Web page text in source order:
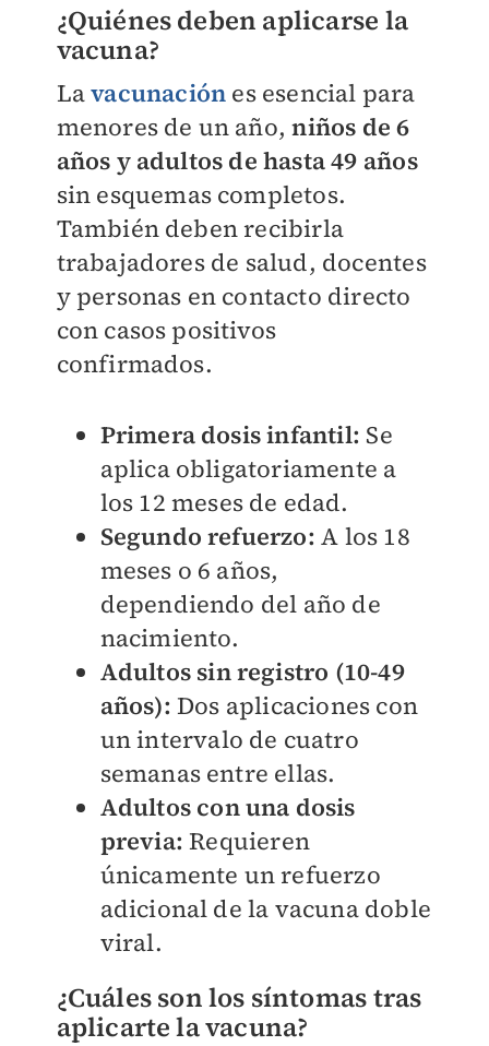
¿Quiénes deben aplicarse la
vacuna?
Lavacunación es esencial para
menores de un año,niños de 6
años y adultos de hasta 49 años
sin esquemas completos.
También deben recibirla
trabajadores de salud, docentes
y personas en contacto directo
con casos positivos
confirmados.
Primera dosis infantil: Se
aplica obligatoriamente a
los 12 meses de edad.
Segundo refuerzo:A los 18
meses o 6 años,
dependiendo del año de
nacimiento.
Adultos sin registro (10-49
años): Dos aplicaciones con
un intervalo de cuatro
semanas entre ellas.
Adultos con una dosis
previa: Requieren
únicamente un refuerzo
adicional de la vacuna doble
viral.
¿Cuáles son los síntomas tras
aplicarte la vacuna?